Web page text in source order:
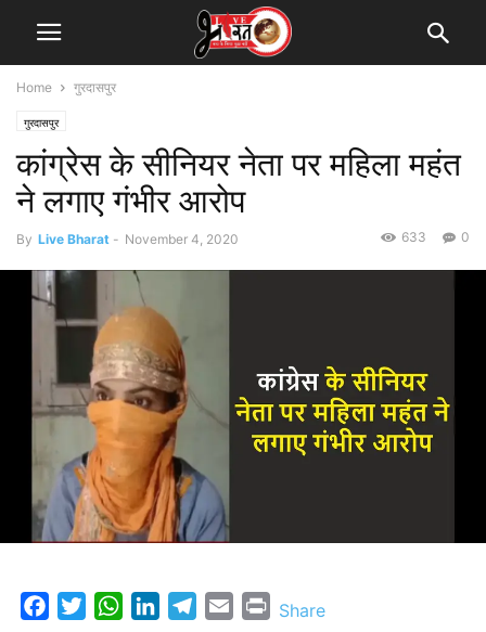
Home गुरदासपुर
गुरदासपुर
कांग्रेस के सीनियर नेता पर महिला महंत
ने लगाए गंभीर आरोप
By Live Bharat - November 4, 2020 0
633
FacebookTwitterWhatsAppLinkedInTelegram
Email Print
Share